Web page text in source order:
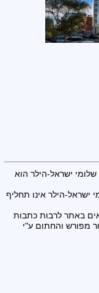
ישראל-הילר הוא
ישראל-הילר אינו תחליף
באתר לרבות כתבות
מפורש והחתום ע"י